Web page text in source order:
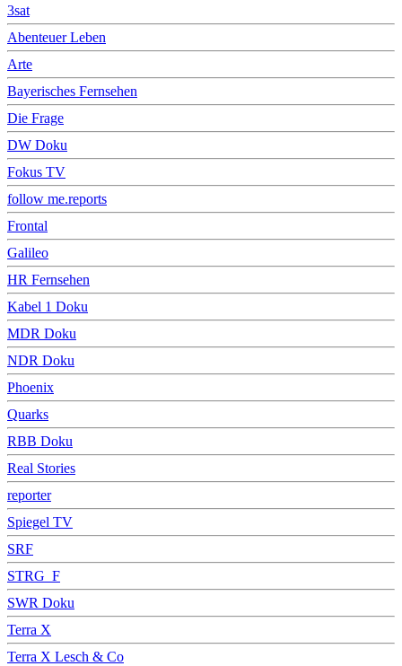
3sat
Abenteuer Leben
Arte
Bayerisches Fernsehen
Die Frage
DW Doku
Fokus TV
follow me.reports
Frontal
Galileo
HR Fernsehen
Kabel 1 Doku
MDR Doku
NDR Doku
Phoenix
Quarks
RBB Doku
Real Stories
reporter
Spiegel TV
SRF
STRG_F
SWR Doku
Terra X
Terra X Lesch & Co